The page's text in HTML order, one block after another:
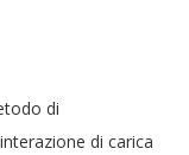
di
di carica